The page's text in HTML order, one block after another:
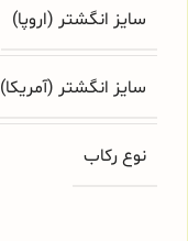
سایز انگشتر (اروپا)
سایز انگشتر (آمریکا)
نوع رکاب